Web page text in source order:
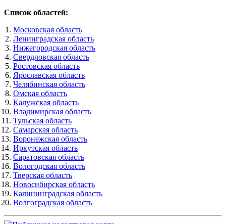
Список областей:
Московская область
Ленинградская область
Нижегородская область
Свердловская область
Ростовская область
Ярославская область
Челябинская область
Омская область
Калужская область
Владимирская область
Тульская область
Самарская область
Воронежская область
Иркутская область
Саратовская область
Вологодская область
Тверская область
Новосибирская область
Калининградская область
Волгоградская область